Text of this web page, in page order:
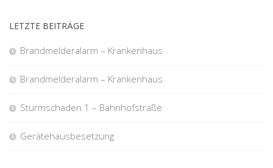
LETZTE BEITRÄGE
Brandmelderalarm – Krankenhaus
Brandmelderalarm – Krankenhaus
Sturmschaden 1 – Bahnhofstraße
Gerätehausbesetzung